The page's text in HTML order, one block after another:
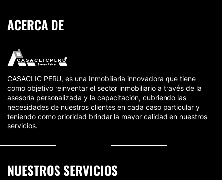
ACERCA DE
CASACLIC PERU, es una Inmobiliaria innovadora que tiene
como objetivo reinventar el sector inmobiliario a través de la
asesoría personalizada y la capacitación, cubriendo las
necesidades de nuestros clientes en cada caso particular y
teniendo como prioridad brindar la mayor calidad en nuestros
servicios.
NUESTROS SERVICIOS